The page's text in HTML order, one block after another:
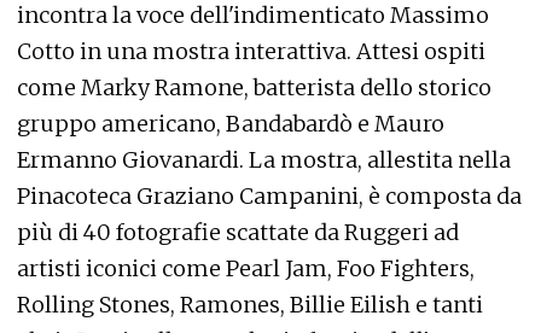
incontra la voce dell'indimenticato Massimo
Cotto in una mostra interattiva. Attesi ospiti
come Marky Ramone, batterista dello storico
gruppo americano, Bandabardò e Mauro
Ermanno Giovanardi. La mostra, allestita nella
Pinacoteca Graziano Campanini, è composta da
più di 40 fotografie scattate da Ruggeri ad
artisti iconici come Pearl Jam, Foo Fighters,
Rolling Stones, Ramones, Billie Eilish e tanti